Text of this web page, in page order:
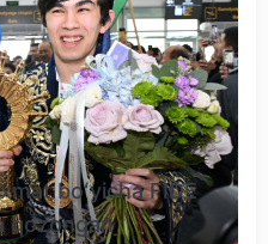
boʻyicha FIDE
qozongan